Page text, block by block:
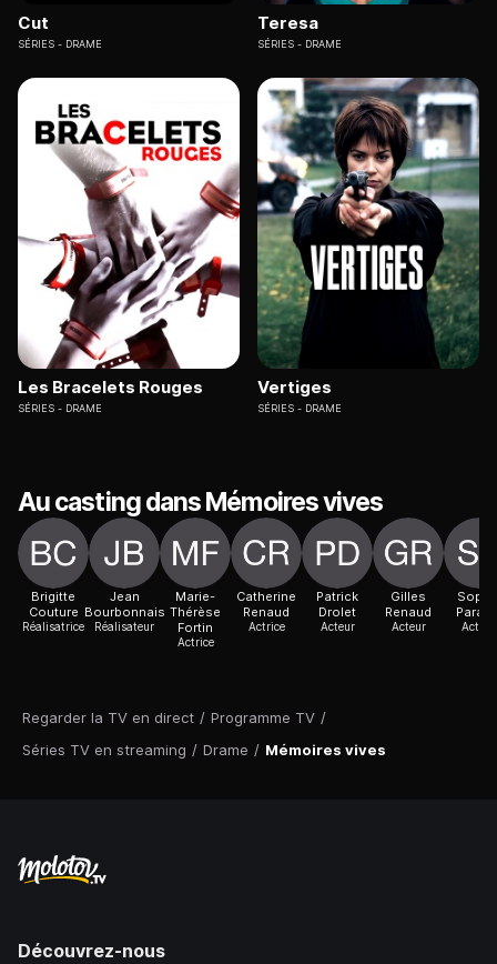
Regarder la TV en direct / Programme TV /
Séries TV en streaming / Drame / Mémoires vives
Cut
SÉRIES DRAME
Teresa
SÉRIES DRAME
Les Bracelets Rouges
SÉRIES DRAME
Vertiges
SÉRIES DRAME
Au casting dans Mémoires vives
Brigitte
Couture
Réalisatrice
Jean
Bourbonnais
Réalisateur
Marie-
Thérèse
Fortin
Actrice
Catherine
Renaud
Actrice
Patrick
Drolet
Acteur
Gilles
Renaud
Acteur Actrice
Découvrez-nous